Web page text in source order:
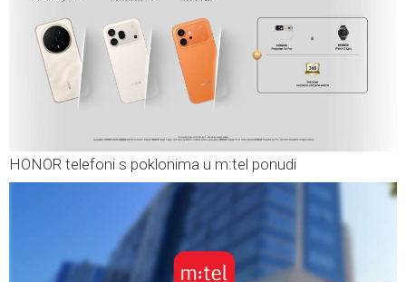
HONOR telefoni s poklonima u m:tel ponudi